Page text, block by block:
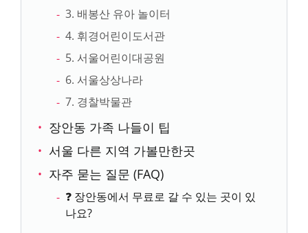
3. 배봉산 유아 놀이터
4. 휘경어린이도서관
5. 서울어린이대공원
6. 서울상상나라
7. 경찰박물관
장안동 가족 나들이 팁
서울 다른 지역 가볼만한곳
자주 묻는 질문 (FAQ)
❓ 장안동에서 무료로 갈 수 있는 곳이 있
나요?